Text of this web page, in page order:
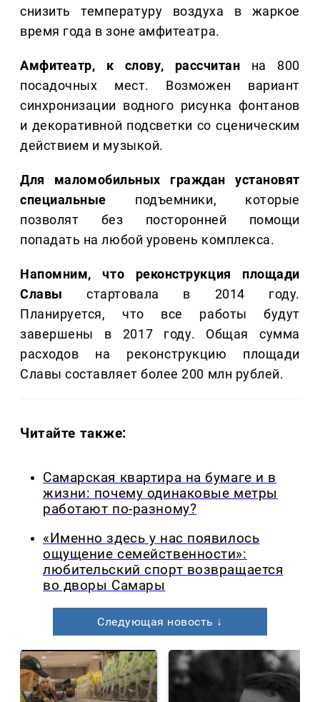
снизить температуру воздуха в жаркое
время года в зоне амфитеатра.
Амфитеатр, к слову, рассчитан на 800
посадочных мест. Возможен вариант
синхронизации водного рисунка фонтанов
и декоративной подсветки со сценическим
действием и музыкой.
Для маломобильных граждан установят
специальные подъемники, которые
позволят без посторонней помощи
попадать на любой уровень комплекса.
Напомним, что реконструкция площади
Славыстартовала в 2014 году.
Планируется, что все работы будут
завершены в 2017 году. Общая сумма
расходов на реконструкцию площади
Славы составляет более 200 млн рублей.
Читайте также:
Самарская квартира на бумаге и в
жизни: почему одинаковые метры
работают по-разному?
«Именно здесь у нас появилось
ощущение семейственности»:
любительский спорт возвращается
во дворы Самары
Следующая новость ↓